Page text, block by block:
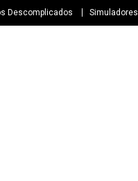
Descomplicados Simuladores